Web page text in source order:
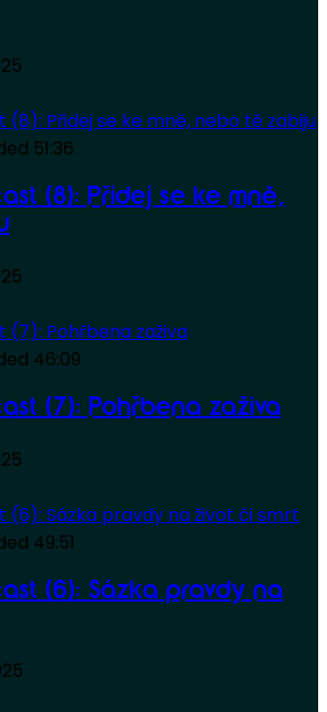
51:36
(8): Přidej se ke mně,
46:09
(7): Pohřbena zaživa
49:51
(6): Sázka pravdy na